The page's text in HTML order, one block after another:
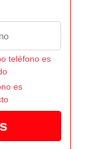
teléfono es
es